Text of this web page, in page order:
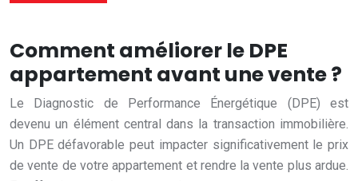
Comment améliorer le DPE
appartement avant une vente ?
Le Diagnostic de Performance Énergétique (DPE) est
devenu un élément central dans la transaction immobilière.
Un DPE défavorable peut impacter significativement le prix
de vente de votre appartement et rendre la vente plus ardue.